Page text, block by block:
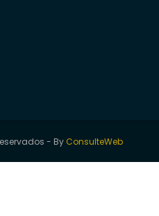
- By ConsulteWeb